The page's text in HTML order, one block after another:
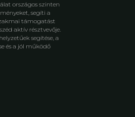
országos szinten
segíti a
támogatást
aktív résztvevője.
segítése, a
és a jól működő